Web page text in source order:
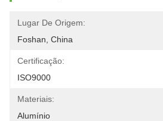
Lugar De Origem:
Foshan, China
Certificação:
ISO9000
Materiais:
Alumínio